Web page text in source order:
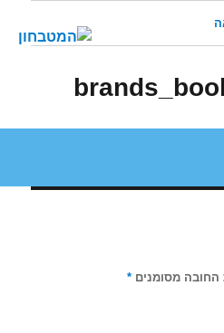
החובה מסומנים*